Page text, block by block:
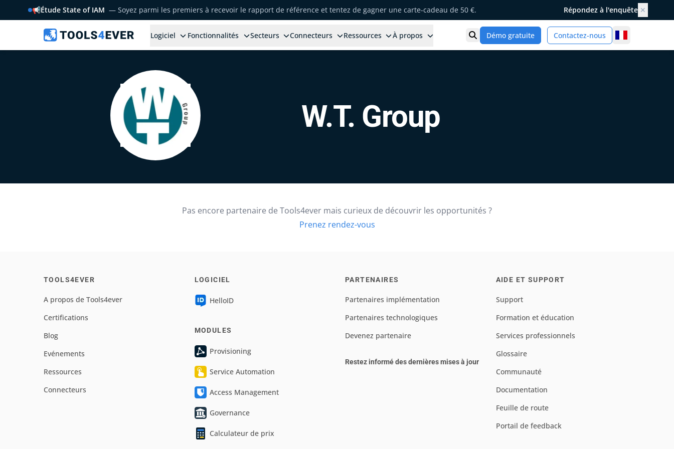
📢Étude State of IAM — Soyez parmi les premiers à recevoir le rapport de référence et tentez de gagner une carte-cadeau de 50 €. Répondez à l'enquête ✕
Logiciel Fonctionnalités Secteurs Connecteurs Ressources À propos Ouvrir la recherche
Démo gratuite Contactez-nous
W.T. Group
Pas encore partenaire de Tools4ever mais curieux de découvrir les opportunités ?
Prenez rendez-vous
TOOLS4EVER
A propos de Tools4ever
Certifications
Blog
Evénements
Ressources
Connecteurs
LOGICIEL
HelloID
MODULES
Provisioning
Service Automation
Access Management
Governance
Calculateur de prix
PARTENAIRES
Partenaires implémentation
Partenaires technologiques
Devenez partenaire
Restez informé des dernières mises à jour
AIDE ET SUPPORT
Support
Formation et éducation
Services professionnels
Glossaire
Communauté
Documentation
Feuille de route
Portail de feedback